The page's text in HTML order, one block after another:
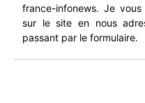
france-infonews. Je
sur le site en nous
passant par le formulaire.